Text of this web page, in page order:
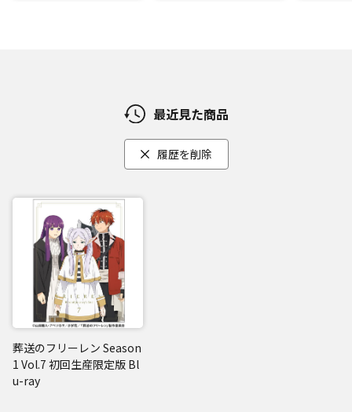
最近見た商品
履歴を削除
葬送のフリーレン Season
1 Vol.7 初回生産限定版 Bl
u-ray